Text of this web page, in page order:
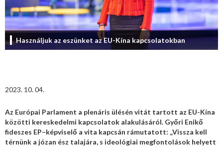
Használjuk az eszünket az EU-Kína kapcsolatokban
2023. 10. 04.
Az Európai Parlament a plenáris ülésén vitát tartott az EU-Kína
közötti kereskedelmi kapcsolatok alakulásáról. Győri Enikő
fideszes EP–képviselő a vita kapcsán rámutatott: „Vissza kell
térnünk a józan ész talajára, s ideológiai megfontolások helyett